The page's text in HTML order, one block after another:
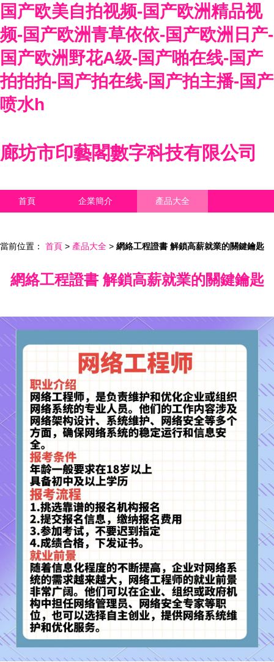
国产欧美自拍视频-国产欧洲精品视
频-国产欧洲青草依依-国产欧洲日产-
国产欧洲野花A级-国产啪在线-国产
拍拍拍-国产拍在线-国产拍主播-国产
喷水h
廊坊市印藝閣數字科技有限公司
首頁 企業簡介 產品大全
當前位置： 首頁 > 產品大全 > 網絡工程證書 解鎖高薪就業的關鍵鑰匙
網絡工程證書 解鎖高薪就業的關鍵鑰匙